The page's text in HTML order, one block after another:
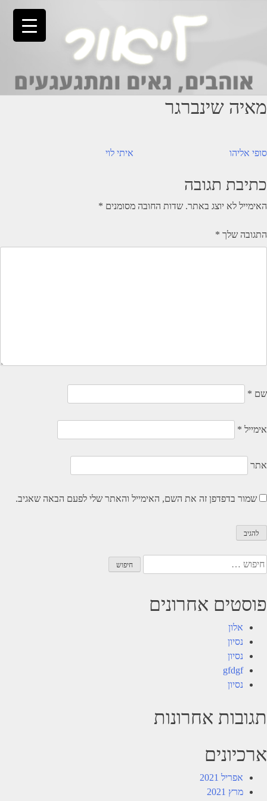
מאיה שינברגר
ניווט איתי לוי סופי אליהו
כתיבת תגובה
האימייל לא יוצג באתר. שדות החובה מסומנים *
התגובה שלך *
שם *
אימייל *
אתר
שמור בדפדפן זה את השם, האימייל והאתר שלי לפעם הבאה שאגיב.
חיפוש:
פוסטים אחרונים
אלון
נסיון
נסיון
gfdgf
נסיון
תגובות אחרונות
ארכיונים
אפריל 2021
מרץ 2021